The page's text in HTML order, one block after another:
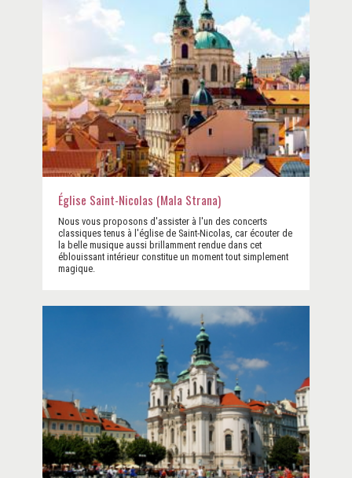
Église Saint-Nicolas (Mala Strana)
Nous vous proposons d'assister à l'un des concerts
classiques tenus à l'église de Saint-Nicolas, car écouter de
la belle musique aussi brillamment rendue dans cet
éblouissant intérieur constitue un moment tout simplement
magique.